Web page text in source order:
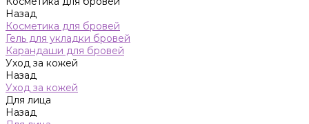
Назад
Косметика для бровей
Гель для укладки бровей
Карандаши для бровей
Уход за кожей
Назад
Уход за кожей
Для лица
Назад